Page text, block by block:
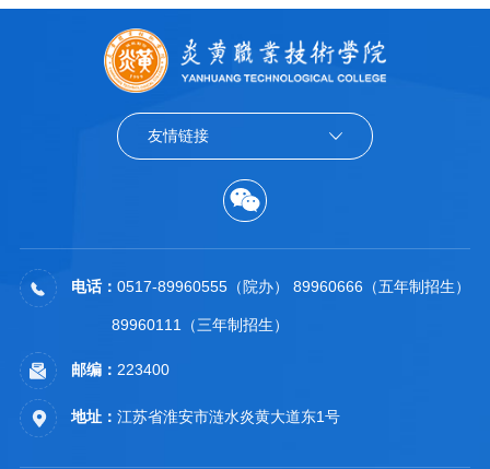
友情链接
电话： 0517-89960555（院办） 89960666（五年制招生）
89960111（三年制招生）
邮编： 223400
地址： 江苏省淮安市涟水炎黄大道东1号